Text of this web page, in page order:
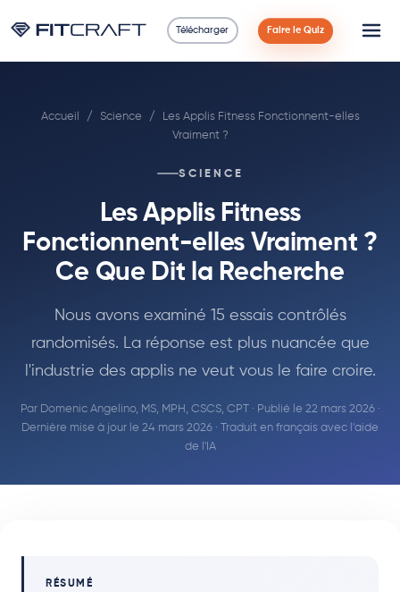
Télécharger Faire le Quiz
Guides
Exercices
Calculatrices
Accueil / Science /
Les Applis Fitness Fonctionnent-elles
Vraiment ?
SCIENCE
Les Applis Fitness
Fonctionnent-elles Vraiment ?
Ce Que Dit la Recherche
Nous avons examiné 15 essais contrôlés
randomisés. La réponse est plus nuancée que
l'industrie des applis ne veut vous le faire croire.
Par Domenic Angelino, MS, MPH, CSCS, CPT· Publié le 22 mars 2026 ·
Dernière mise à jour le 24 mars 2026 · Traduit en français avec l'aide
de l'IA
RÉSUMÉ